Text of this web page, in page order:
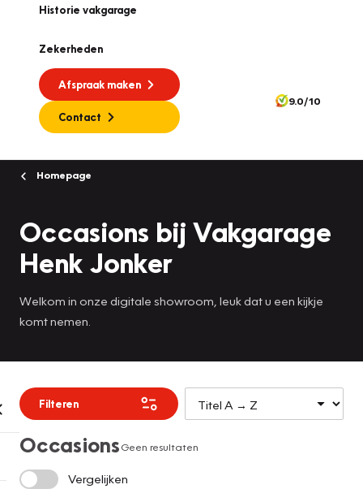
Historie vakgarage
Zekerheden
Afspraak maken
Contact
9.0/10
Homepage
Occasions bij Vakgarage
Henk Jonker
Welkom in onze digitale showroom, leuk dat u een kijkje
komt nemen.
Filteren
OccasionsGeen resultaten
Vergelijken